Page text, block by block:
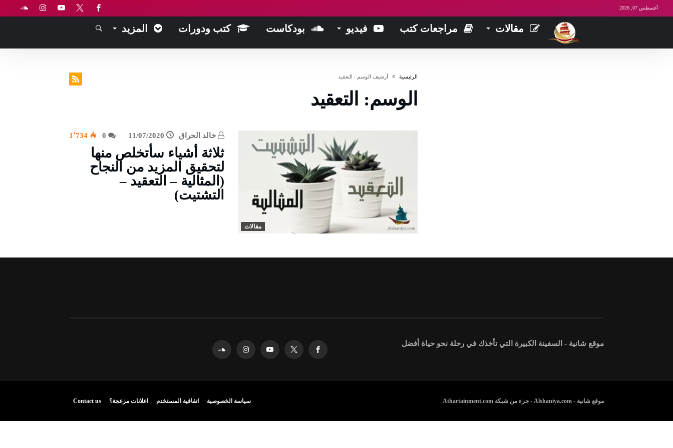
أغسطس 07, 2026
مقالات مراجعات كتب فيديو بودكاست كتب ودورات المزيد
‫الرئيسية‬ ‫أرشيف الوسم :‬ التعقيد
الوسم: التعقيد
مقالات
خالد الحراق 11/07/2020 1٬734
ثلاثة أشياء سأتخلص منها
لتحقيق المزيد من النجاح
(المثالية – التعقيد –
التشتيت)
موقع شانية - السفينة الكبيرة التي تأخذك في رحلة نحو حياة أفضل
موقع شانية - Alshaniya.com - جزء من شبكة Athartainment.com سياسة الخصوصية اتفاقية المستخدم اعلانات مزعجة؟ Contact us